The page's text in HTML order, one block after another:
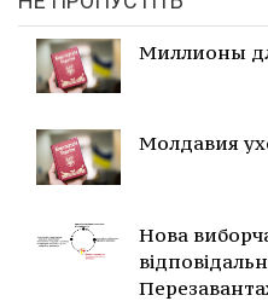
Миллионы
Молдавия
Нова